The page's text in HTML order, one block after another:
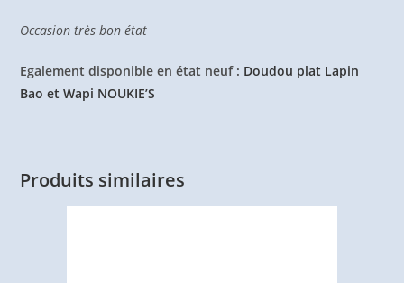
Occasion très bon état
Egalement disponible en état neuf : Doudou plat Lapin
Bao et Wapi NOUKIE’S
Produits similaires